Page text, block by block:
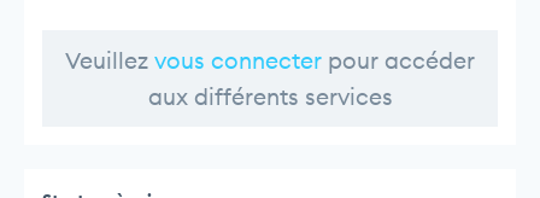
Veuillez vous connecter pour accéder
aux différents services